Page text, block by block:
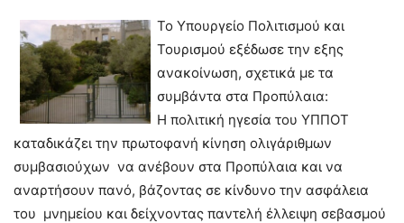
To Υπουργείο Πολιτισμού και
Τουρισμού εξέδωσε την εξης
ανακοίνωση, σχετικά με τα
συμβάντα στα Προπύλαια:
Η πολιτική ηγεσία του ΥΠΠΟΤ
καταδικάζει την πρωτοφανή κίνηση ολιγάριθμων
συμβασιούχων να ανέβουν στα Προπύλαια και να
αναρτήσουν πανό, βάζοντας σε κίνδυνο την ασφάλεια
του μνημείου και δείχνοντας παντελή έλλειψη σεβασμού